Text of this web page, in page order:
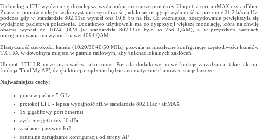
Technologia LTU wyróżnia się dużo lepszą wydajnością niż starsze protokoły Ubiquiti z serii airMAX czy airFiber.
Znacznej poprawie uległo wykorzystanie częstotliwości, udało się osiągnąć wydajność na poziomie 21,2 b/s na Hz,
podczas gdy w standardzie 802.11ac wynosi ona 10,8 b/s na Hz. Co ważniejsze, zdecydowanie powiększyła się
wydajność pakietowa połączenia. Dodatkowo użytkownik ma do dyspozycji większą modulację, która na chwilę
obecną wynosi do 1024 QAM (w standardzie 802.11ac było to 256 QAM), a w przyszłych wersjach
oprogramowania ma wynosić nawet 4094 QAM.
Elastyczność szerokości kanału (10/20/30/40/50 MHz) pozwala na niezależne konfiguracje częstotliwości kanałów
TX i RX w dowolnym miejscu w paśmie radiowym, aby uniknąć lokalnych zakłóceń.
Ubiquiti LTU-LR może pracować w jako router. Posiada dodatkowe, nowe funkcje zarządzania, takie jak np.
funkcja "Find My AP", dzięki której urządzenie będzie automatycznie skanowało stacje bazowe.
Najważniejsze cechy:
praca w paśmie 5 GHz
protokół LTU - lepsza wydajność niż w standardzie 802.11ac / airMAX
1x gigabitowy port Ethernet
zysk energetyczny 26 dBi
zasilanie: pasywne PoE
centralne zarządzanie konfiguracją od strony AP